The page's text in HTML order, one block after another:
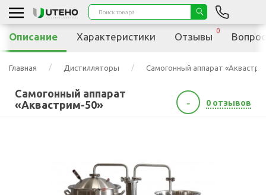
Главная Дистилляторы Самогонный аппарат
Самогонный аппарат
«Аквастрим-50»
- 0 отзывов
Описание Характеристики Отзывы
0